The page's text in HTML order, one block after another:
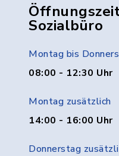
Sozialbüro
Montag bis
08:00 - 12:30 Uhr
Montag zusätzlich
14:00 - 16:00 Uhr
Donnerstag